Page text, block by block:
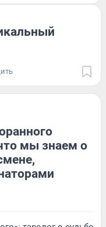
мы знаем о